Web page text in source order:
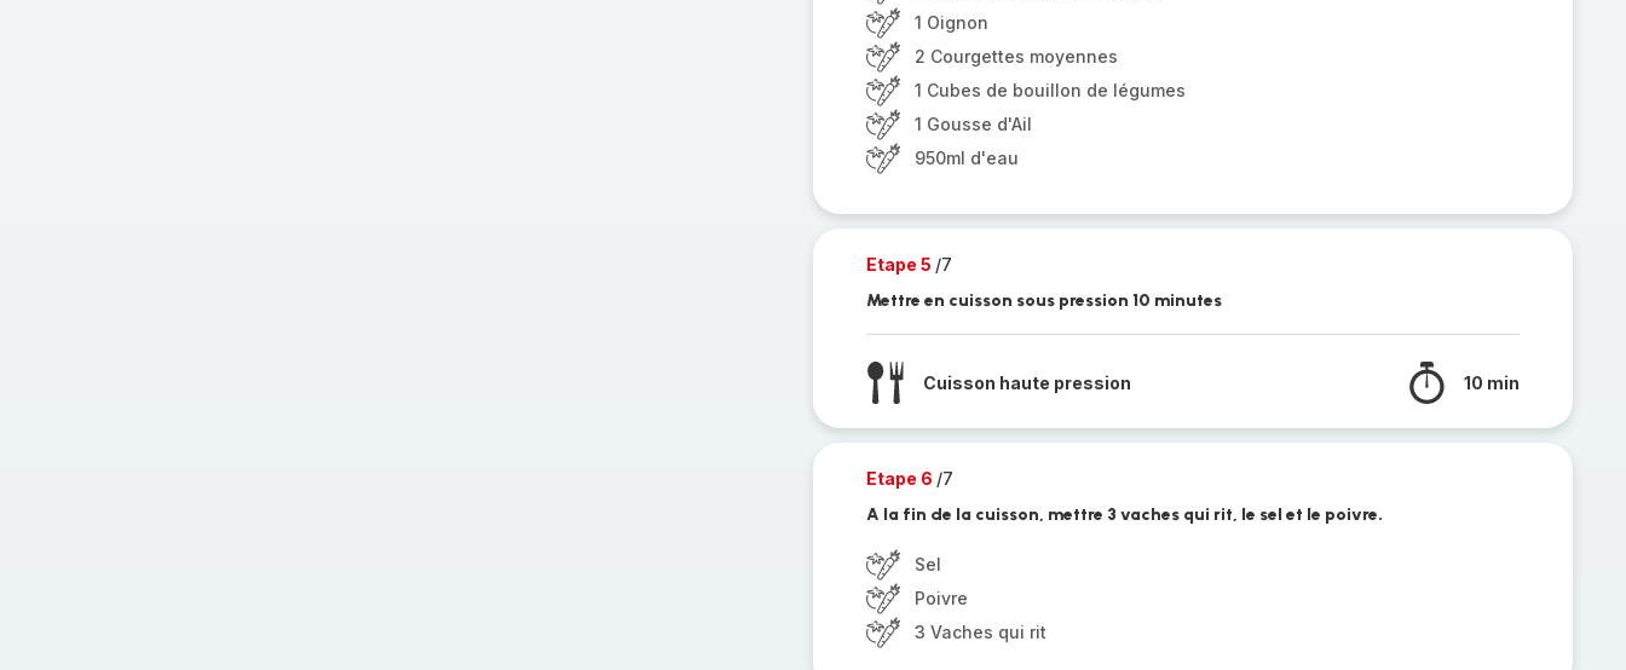
1 Oignon
2 Courgettes moyennes
1 Cubes de bouillon de légumes
1 Gousse d'Ail
950ml d'eau
Etape 5 /7
Mettre en cuisson sous pression 10 minutes
Cuisson haute pression 10 min
Etape 6 /7
A la fin de la cuisson, mettre 3 vaches qui rit, le sel et le poivre.
Sel
Poivre
3 Vaches qui rit